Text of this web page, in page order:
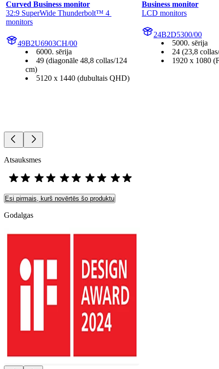
Curved Business monitor
32:9 SuperWide Thunderbolt™ 4
monitors
49B2U6903CH/00
6000. sērija
49 (diagonāle 48,8 collas/124
cm)
5120 x 1440 (dubultais QHD)
Business monitor
LCD monitors
24B2D5300/00
5000. sērija
24 (23,8
1920 x 1080
Atsauksmes
Esi pirmais, kurš novērtēs šo produktu
Godalgas